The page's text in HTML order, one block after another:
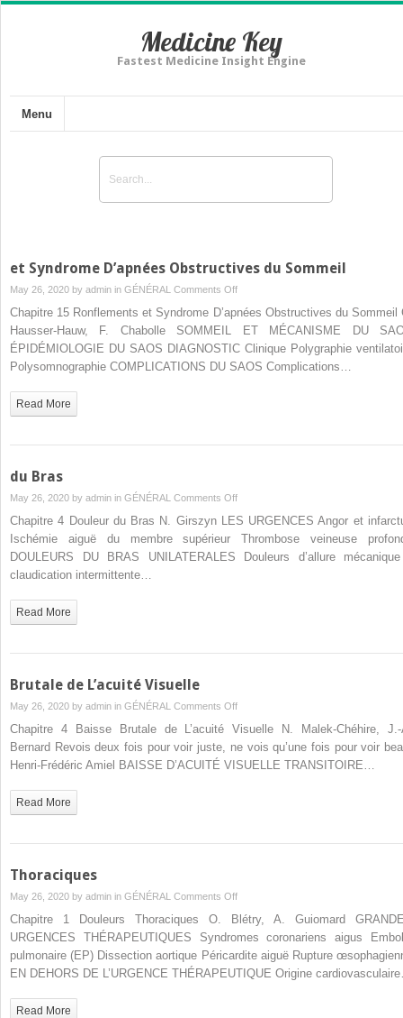
Medicine Key
Fastest Medicine Insight Engine
Menu
et Syndrome D’apnées Obstructives du Sommeil
May 26, 2020 by admin in GÉNÉRAL Comments Offon
Syndrome
D’apnées
Obstructives
Chapitre 15 Ronflements et Syndrome D’apnées Obstructives du Sommeil
Hausser-Hauw, F. Chabolle SOMMEIL ET MÉCANISME DU
ÉPIDÉMIOLOGIE DU SAOS DIAGNOSTIC Clinique Polygraphie
Polysomnographie COMPLICATIONS DU SAOS Complications…
Read More
du Bras
May 26, 2020 by admin in GÉNÉRAL Comments Offon
du
Bras
Chapitre 4 Douleur du Bras N. Girszyn LES URGENCES Angor et
Ischémie aiguë du membre supérieur Thrombose veineuse
DOULEURS DU BRAS UNILATERALES Douleurs d’allure
claudication intermittente…
Read More
Brutale de L’acuité Visuelle
May 26, 2020 by admin in GÉNÉRAL Comments Offon
Brutale
L’acuité
Chapitre 4 Baisse Brutale de L’acuité Visuelle N. Malek-Chéhire, J.-
Bernard Revois deux fois pour voir juste, ne vois qu’une fois pour voir
Henri-Frédéric Amiel BAISSE D’ACUITÉ VISUELLE TRANSITOIRE…
Read More
Thoraciques
May 26, 2020 by admin in GÉNÉRAL Comments Offon
Thoraciques
Chapitre 1 Douleurs Thoraciques O. Blétry, A. Guiomard
URGENCES THÉRAPEUTIQUES Syndromes coronariens aigus
pulmonaire (EP) Dissection aortique Péricardite aiguë Rupture
EN DEHORS DE L’URGENCE THÉRAPEUTIQUE Origine
Read More